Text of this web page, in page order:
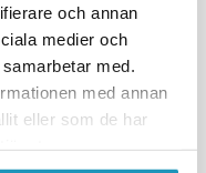
och annan
medier och
med.
med annan
eller som de har
HANDLEKURVEN